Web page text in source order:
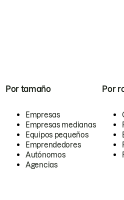
Por tamaño
Empresas
Empresas medianas
Equipos pequeños
Emprendedores
Autónomos
Agencias
Por